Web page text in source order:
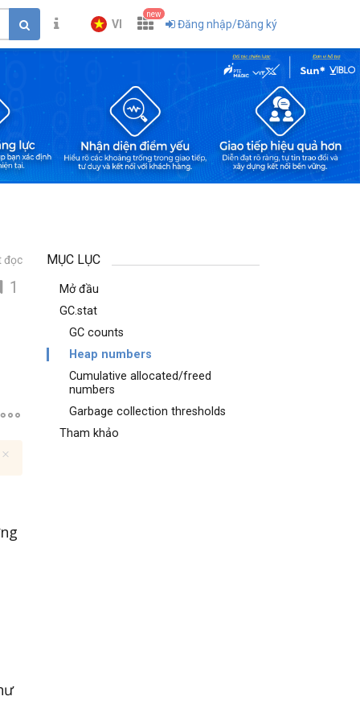
VI
new
Đăng nhập/Đăng ký
đọc
1
MỤC LỤC
Mở đầu
GC.stat
GC counts
Heap numbers
Cumulative allocated/freed
numbers
Garbage collection thresholds
Tham khảo